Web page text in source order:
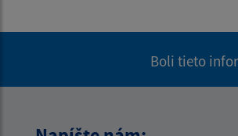
Boli tieto